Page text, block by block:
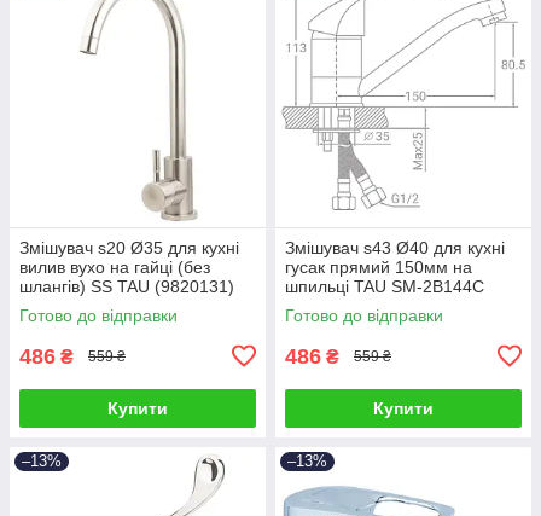
Змішувач s20 Ø35 для кухні
вилив вухо на гайці (без
шлангів) SS TAU (9820131)
Готово до відправки
486 ₴ 559 ₴
Купити
Змішувач s43 Ø40 для кухні
гусак прямий 150мм на
шпильці TAU SM-2B144C
(9843120)
Готово до відправки
486 ₴ 559 ₴
Купити
–13% –13%